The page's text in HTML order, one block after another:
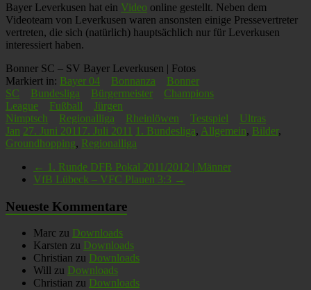
Bayer Leverkusen hat ein Video online gestellt. Neben dem
Videoteam von Leverkusen waren ansonsten einige Pressevertreter
vertreten, die sich (natürlich) hauptsächlich nur für Leverkusen
interessiert haben.
Bonner SC – SV Bayer Leverkusen | Fotos
Markiert in: Bayer 04 Bonnanza
Bonner
SC
Bundesliga Bürgermeister
Champions
League
Fußball
Jürgen
Nimptsch
Regionalliga Rheinlöwen Testspiel
Ultras
Jan 27. Juni 2011 7. Juli 2011 1. Bundesliga, Allgemein, Bilder,
Groundhopping, Regionalliga
← 1. Runde DFB Pokal 2011/2012 | Männer
VfB Lübeck – VFC Plauen 3:3 →
Neueste Kommentare
Marc zu Downloads
Karsten zu Downloads
Christian zu Downloads
Will zu Downloads
Christian zu Downloads